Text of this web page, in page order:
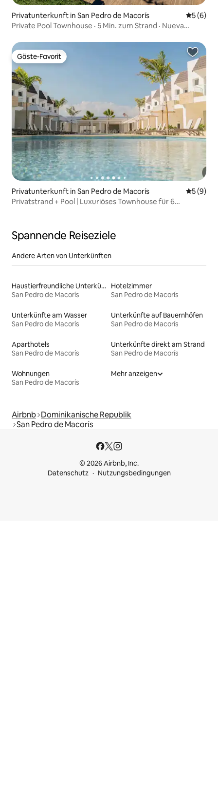
Privatunterkunft in San Pedro de Macorís
5 (6)
Private Pool Townhouse · 5 Min. zum Strand · Nueva
Gäste-Favorit
Gäste-Favorit
Privatunterkunft in San Pedro de Macorís
5 (9)
Privatstrand + Pool | Luxuriöses Townhouse für 6
Spannende Reiseziele
Andere Arten von Unterkünften
Haustierfreundliche Unterkünfte
San Pedro de Macorís
Hotelzimmer
San Pedro de Macorís
Unterkünfte am Wasser
San Pedro de Macorís
Unterkünfte auf Bauernhöfen
San Pedro de Macorís
Aparthotels
San Pedro de Macorís
Unterkünfte direkt am Strand
San Pedro de Macorís
Wohnungen
San Pedro de Macorís
Mehr anzeigen
Airbnb Dominikanische Republik
San Pedro de Macorís
© 2026 Airbnb, Inc.
Datenschutz
Nutzungsbedingungen